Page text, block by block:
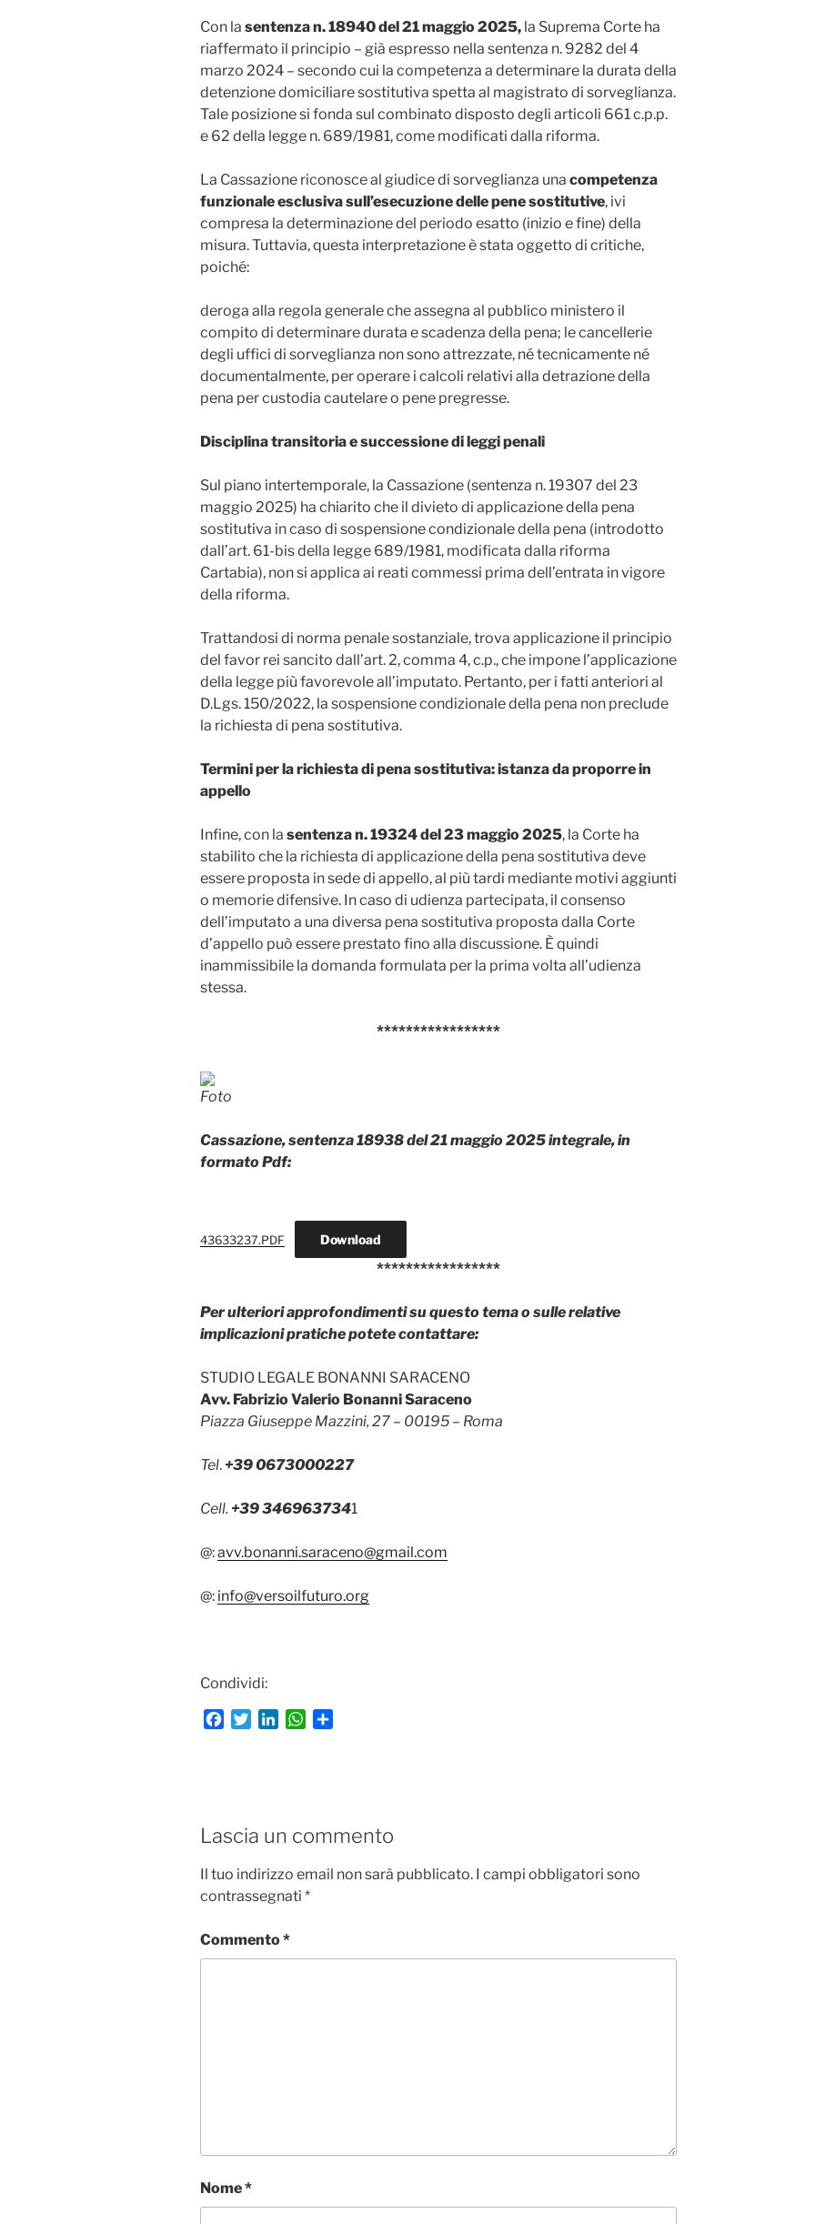
Con la sentenza n. 18940 del 21 maggio 2025, la Suprema Corte ha
riaffermato il principio – già espresso nella sentenza n. 9282 del 4
marzo 2024 – secondo cui la competenza a determinare la durata della
detenzione domiciliare sostitutiva spetta al magistrato di sorveglianza.
Tale posizione si fonda sul combinato disposto degli articoli 661 c.p.p.
e 62 della legge n. 689/1981, come modificati dalla riforma.
La Cassazione riconosce al giudice di sorveglianza una competenza
funzionale esclusiva sull’esecuzione delle pene sostitutive, ivi
compresa la determinazione del periodo esatto (inizio e fine) della
misura. Tuttavia, questa interpretazione è stata oggetto di critiche,
poiché:
deroga alla regola generale che assegna al pubblico ministero il
compito di determinare durata e scadenza della pena; le cancellerie
degli uffici di sorveglianza non sono attrezzate, né tecnicamente né
documentalmente, per operare i calcoli relativi alla detrazione della
pena per custodia cautelare o pene pregresse.
Disciplina transitoria e successione di leggi penali
Sul piano intertemporale, la Cassazione (sentenza n. 19307 del 23
maggio 2025) ha chiarito che il divieto di applicazione della pena
sostitutiva in caso di sospensione condizionale della pena (introdotto
dall’art. 61-bis della legge 689/1981, modificata dalla riforma
Cartabia), non si applica ai reati commessi prima dell’entrata in vigore
della riforma.
Trattandosi di norma penale sostanziale, trova applicazione il principio
del favor rei sancito dall’art. 2, comma 4, c.p., che impone l’applicazione
della legge più favorevole all’imputato. Pertanto, per i fatti anteriori al
D.Lgs. 150/2022, la sospensione condizionale della pena non preclude
la richiesta di pena sostitutiva.
Termini per la richiesta di pena sostitutiva: istanza da proporre in
appello
Infine, con la sentenza n. 19324 del 23 maggio 2025, la Corte ha
stabilito che la richiesta di applicazione della pena sostitutiva deve
essere proposta in sede di appello, al più tardi mediante motivi aggiunti
o memorie difensive. In caso di udienza partecipata, il consenso
dell’imputato a una diversa pena sostitutiva proposta dalla Corte
d’appello può essere prestato fino alla discussione. È quindi
inammissibile la domanda formulata per la prima volta all’udienza
stessa.
*****************
Foto
Cassazione, sentenza 18938 del 21 maggio 2025integrale, in
formato Pdf:
43633237.PDF Download
*****************
Per ulteriori approfondimenti su questo tema o sulle relative
implicazioni pratiche potete contattare:
STUDIO LEGALE BONANNI SARACENO
Avv. Fabrizio Valerio Bonanni Saraceno
Piazza Giuseppe Mazzini, 27 – 00195 – Roma
Tel. +39 0673000227
Cell. +39 3469637341
@:avv.bonanni.saraceno@gmail.com
@: info@versoilfuturo.org
Condividi:
o
r
I
W
p
i
Lascia un commento
Il tuo indirizzo email non sarà pubblicato. I campi obbligatori sono
contrassegnati *
Commento*
Nome*